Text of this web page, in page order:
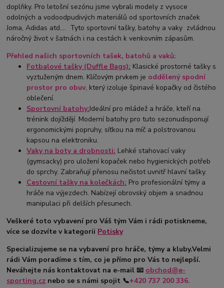
doplňky. Pro letošní sezónu jsme vybrali modely z vysoce
odolných a vodoodpudivých materiálů od sportovních značek
Joma, Adidas atd.... Tyto sportovní tašky, batohy a vaky zvládnou
náročný život v šatnách i na cestách k venkovním zápasům.
Přehled našich sportovních tašek, batohů a vaků:
Fotbalové tašky (Duffle Bags): Klasické prostorné tašky s
vyztuženým dnem. Klíčovým prvkem je oddělený spodní
prostor pro obuv, který izoluje špinavé kopačky od čistého
oblečení.
Sportovní batohy:Ideální pro mládež a hráče, kteří na
trénink dojíždějí. Moderní batohy pro tuto sezonudisponují
ergonomickými popruhy, síťkou na míč a polstrovanou
kapsou na elektroniku.
Vaky na boty a drobnosti: Lehké stahovací vaky
(gymsacky) pro uložení kopaček nebo hygienických potřeb
do sprchy. Zabraňují přenosu nečistot uvnitř hlavní tašky.
Cestovní tašky na kolečkách: Pro profesionální týmy a
hráče na výjezdech. Nabízejí obrovský objem a snadnou
manipulaci při delších přesunech.
Veškeré toto vybavení pro Váš tým Vám i rádi potiskneme,
více se dozvíte v kategorii Potisky
Specializujeme se na vybavení pro hráče, týmy a kluby.Velmi
rádi Vám poradíme s tím, co je přímo pro Vás to nejlepší.
Neváhejte nás kontaktovat na e-mail 📧 obchod@e-
sporting.cz nebo se s námi spojit 📞+420 737 200 336.